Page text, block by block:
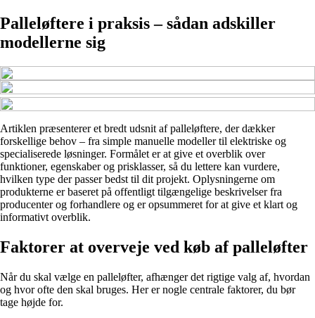
Palleløftere i praksis – sådan adskiller
modellerne sig
Artiklen præsenterer et bredt udsnit af palleløftere, der dækker
forskellige behov – fra simple manuelle modeller til elektriske og
specialiserede løsninger. Formålet er at give et overblik over
funktioner, egenskaber og prisklasser, så du lettere kan vurdere,
hvilken type der passer bedst til dit projekt. Oplysningerne om
produkterne er baseret på offentligt tilgængelige beskrivelser fra
producenter og forhandlere og er opsummeret for at give et klart og
informativt overblik.
Faktorer at overveje ved køb af palleløfter
Når du skal vælge en palleløfter, afhænger det rigtige valg af, hvordan
og hvor ofte den skal bruges. Her er nogle centrale faktorer, du bør
tage højde for.